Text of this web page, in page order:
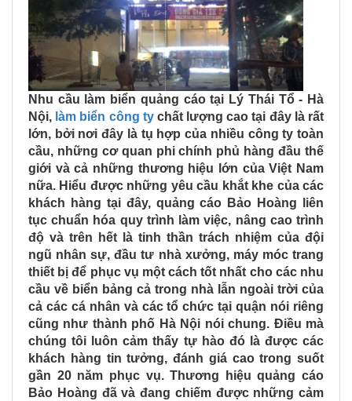
Nhu cầu làm biển quảng cáo tại Lý Thái Tổ - Hà
Nội, làm biển công tychất lượng cao tại đây là rất
lớn, bởi nơi đây là tụ hợp của nhiều công ty toàn
cầu, những cơ quan phi chính phủ hàng đầu thế
giới và cả những thương hiệu lớn của Việt Nam
nữa. Hiểu được những yêu cầu khắt khe của các
khách hàng tại đây, quảng cáo Bảo Hoàng liên
tục chuẩn hóa quy trình làm việc, nâng cao trình
độ và trên hết là tinh thần trách nhiệm của đội
ngũ nhân sự, đầu tư nhà xưởng, máy móc trang
thiết bị để phục vụ một cách tốt nhất cho các nhu
cầu về biển bảng cả trong nhà lẫn ngoài trời của
cả các cá nhân và các tổ chức tại quận nói riêng
cũng như thành phố Hà Nội nói chung. Điều mà
chúng tôi luôn cảm thấy tự hào đó là được các
khách hàng tin tưởng, đánh giá cao trong suốt
gần 20 năm phục vụ. Thương hiệu quảng cáo
Bảo Hoàng đã và đang chiếm được những cảm